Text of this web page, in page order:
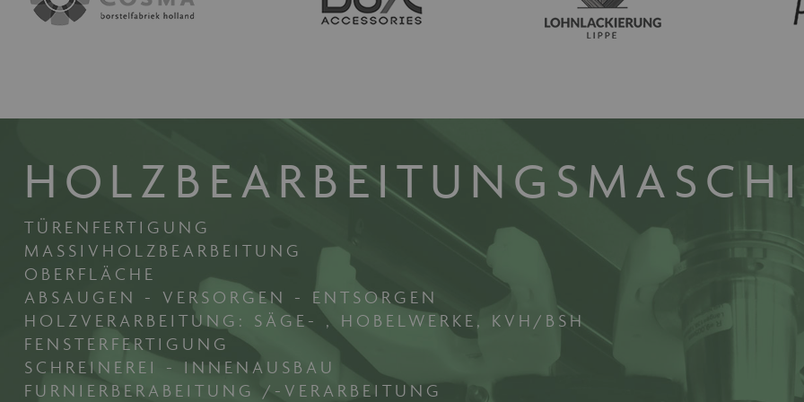
TÜRENFERTIGUNG
MASSIVHOLZBEARBEITUNG
OBERFLÄCHE
ABSAUGEN - VERSORGEN - ENTSORGEN
HOLZVERARBEITUNG: SÄGE- , HOBELWERKE, KVH/BSH
FENSTERFERTIGUNG
SCHREINEREI - INNENAUSBAU
FURNIERBERABEITUNG /-VERARBEITUNG